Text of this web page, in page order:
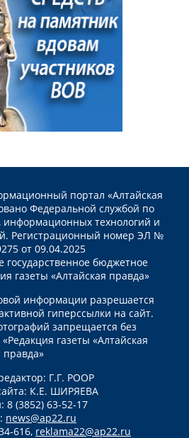
портал «Алтайская
Федеральной службой по
информационных технологий и
Регистрационный номер ЭЛ №
от 09.04.2025
государственное бюджетное
газеты «Алтайская правда»
информации разрешается
гиперссылки на сайт.
запрещается без
газеты «Алтайская
правда»
Г.Г. РООР
К.Е. ШИРЯЕВА
8 (3852) 63-52-17
news@ap22.ru
616, reklama22@ap22.ru